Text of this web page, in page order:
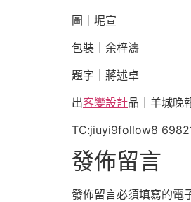
圖｜坭宣
包裝｜余梓濤
題字｜蔣述卓
出客變設計品｜羊城晚
TC:jiuyi9follow8
發佈留言
發佈留言必須填寫的電